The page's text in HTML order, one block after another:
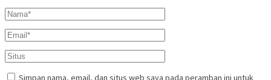
Simpan nama, email, dan situs web saya pada peramban ini untuk